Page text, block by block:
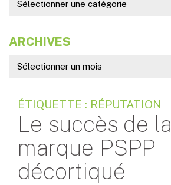
ARCHIVES
ÉTIQUETTE : RÉPUTATION
Le succès de la
marque PSPP
décortiqué